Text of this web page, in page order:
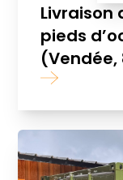
Livraison
pieds
(Vendée,